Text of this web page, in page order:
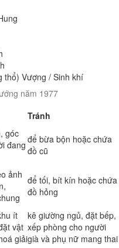
thổ) Vượng / Sinh khí
năm 1977
Tránh
góc
đang để bừa bộn hoặc chứa
đồ cũ
ảnh để tối, bít kín hoặc chứa
đồ hỏng
ít
vật
giải
kê giường ngủ, đặt bếp,
xếp phòng cho người
già và phụ nữ mang thai